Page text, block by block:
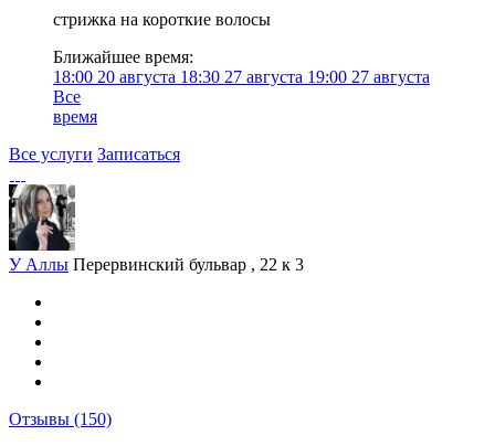
стрижка на короткие волосы
Ближайшее время:
18:00 20 августа 18:30 27 августа 19:00 27 августа
Все
время
Все услуги Записаться
У Аллы Перервинский бульвар , 22 к 3
Отзывы (150)